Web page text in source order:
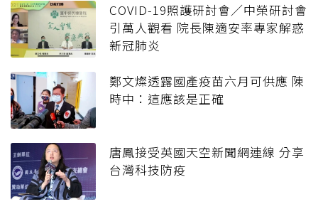
COVID-19照護研討會／中榮研討會
引萬人觀看 院長陳適安率專家解惑
新冠肺炎
鄭文燦透露國產疫苗六月可供應 陳
時中：這應該是正確
唐鳳接受英國天空新聞網連線 分享
台灣科技防疫